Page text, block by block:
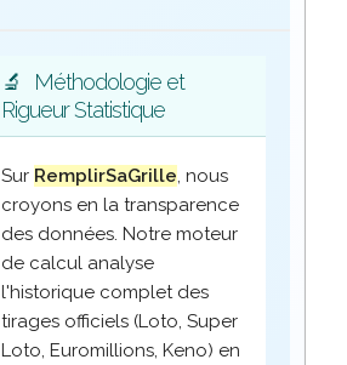
🔬
Méthodologie et
Rigueur Statistique
Sur RemplirSaGrille, nous
croyons en la transparence
des données. Notre moteur
de calcul analyse
l'historique complet des
tirages officiels (Loto, Super
Loto, Euromillions, Keno) en